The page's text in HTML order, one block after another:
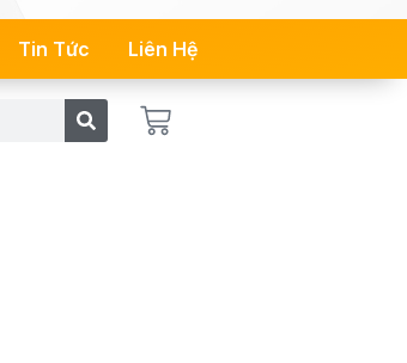
Tin Tức Liên Hệ
Cart